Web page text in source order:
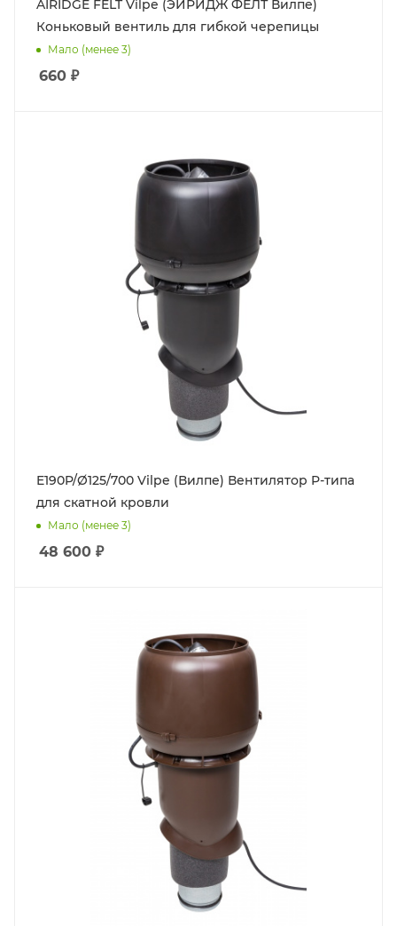
AIRIDGE FELT Vilpe (ЭЙРИДЖ ФЕЛТ Вилпе)
Коньковый вентиль для гибкой черепицы
Мало (менее 3)
660 ₽
E190P/Ø125/700 Vilpe (Вилпе) Вентилятор P-типа
для скатной кровли
Мало (менее 3)
48 600 ₽